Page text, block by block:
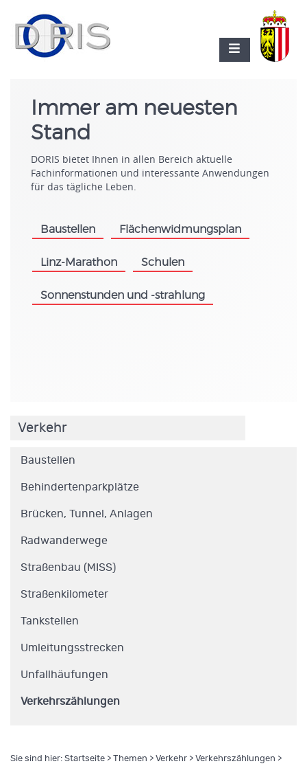
Immer am neuesten
Stand
DORIS bietet Ihnen in allen Bereich aktuelle
Fachinformationen und interessante Anwendungen
für das tägliche Leben.
Baustellen Flächenwidmungsplan
Linz-Marathon Schulen
Sonnenstunden und -strahlung
Verkehr
Baustellen
Behindertenparkplätze
Brücken, Tunnel, Anlagen
Radwanderwege
Straßenbau (MISS)
Straßenkilometer
Tankstellen
Umleitungsstrecken
Unfallhäufungen
Verkehrszählungen
Sie sind hier: Startseite > Themen > Verkehr > Verkehrszählungen >